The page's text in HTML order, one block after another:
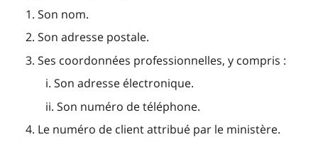
1. Son nom.
2. Son adresse postale.
3. Ses coordonnées professionnelles, y compris :
i. Son adresse électronique.
ii. Son numéro de téléphone.
4. Le numéro de client attribué par le ministère.